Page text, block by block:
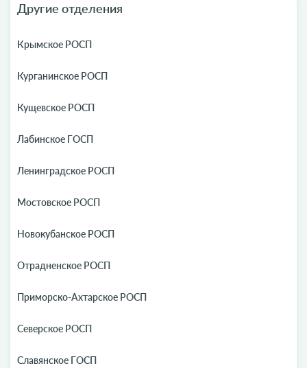
Другие отделения
Крымское РОСП
Курганинское РОСП
Кущевское РОСП
Лабинское ГОСП
Ленинградское РОСП
Мостовское РОСП
Новокубанское РОСП
Отрадненское РОСП
Приморско-Ахтарское РОСП
Северское РОСП
Славянское ГОСП